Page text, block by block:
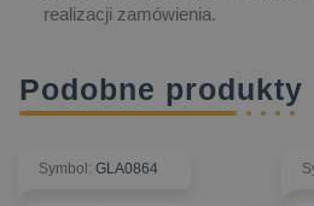
realizacji zamówienia.
Podobne produkty
Symbol: GLA0864